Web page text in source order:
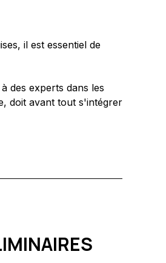
il est essentiel de
des experts dans les
doit avant tout s'intégrer